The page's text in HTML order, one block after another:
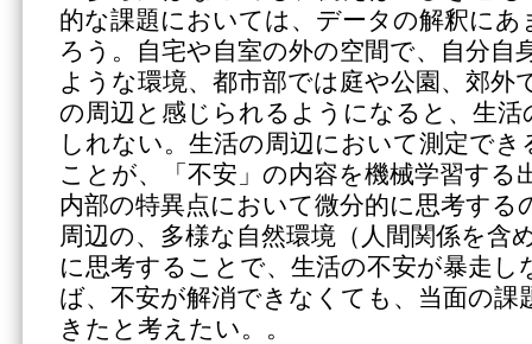
的な課題においては、データの解釈に
ろう。自宅や自室の外の空間で、自分自
ような環境、都市部では庭や公園、郊外
の周辺と感じられるようになると、生
しれない。生活の周辺において測定でき
ことが、「不安」の内容を機械学習する
内部の特異点において微分的に思考する
周辺の、多様な自然環境（人間関係を含
に思考することで、生活の不安が暴走
ば、不安が解消できなくても、当面の課
きたと考えたい。。